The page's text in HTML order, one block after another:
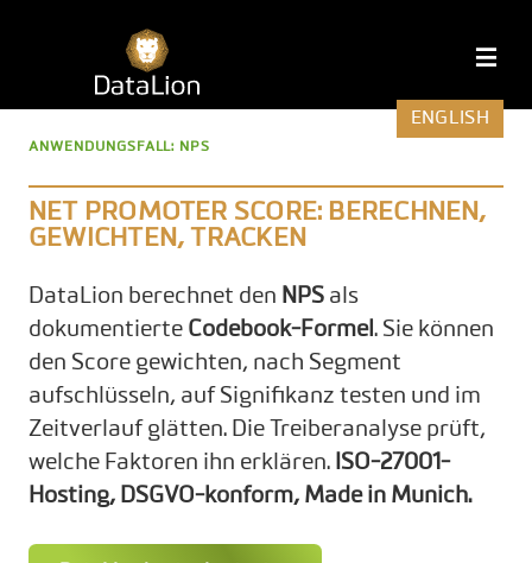
ENGLISH
ANWENDUNGSFALL: NPS
NET PROMOTER SCORE: BERECHNEN,
GEWICHTEN, TRACKEN
DataLion berechnet den NPS als
dokumentierte Codebook-Formel . Sie können
den Score gewichten, nach Segment
aufschlüsseln, auf Signifikanz testen und im
Zeitverlauf glätten. Die Treiberanalyse prüft,
welche Faktoren ihn erklären. ISO-27001-
Hosting, DSGVO-konform, Made in Munich.